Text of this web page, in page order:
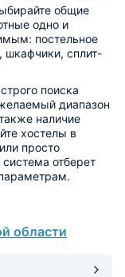
общие
одно и
постельное
шкафчики, сплит-
поиска
диапазон
наличие
хостелы в
просто
отберет
области